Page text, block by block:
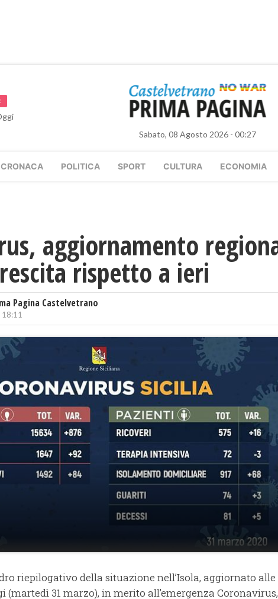
Sabato, 08 Agosto 2026 - 00:27
CRONACA POLITICA SPORT CULTURA ECONOMIA
aggiornamento
rispetto a ieri
Pagina Castelvetrano
riepilogativo della situazione nell’Isola, aggiornato alle
(martedì 31 marzo), in merito all’emergenza Coronavirus,